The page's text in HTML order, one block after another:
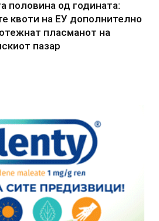
половина од годината:
квоти на ЕУ дополнително
пласманот на
пазар